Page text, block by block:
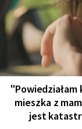
mieszka z
jest